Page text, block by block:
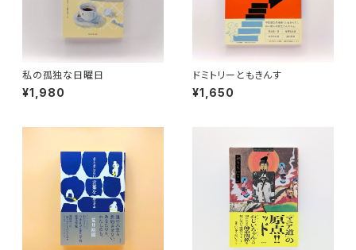
私の孤独な日曜日
¥1,980
ドミトリーともきんす
¥1,650